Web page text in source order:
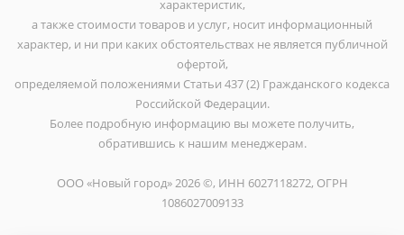
характеристик,
а также стоимости товаров и услуг, носит информационный
характер, и ни при каких обстоятельствах не является публичной
офертой,
определяемой положениями Статьи 437 (2) Гражданского кодекса
Российской Федерации.
Более подробную информацию вы можете получить,
обратившись к нашим менеджерам.
ООО «Новый город» 2026 ©, ИНН 6027118272, ОГРН
1086027009133